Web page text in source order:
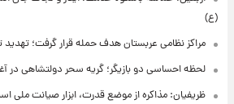
(ع)
مراکز نظامی عربستان هدف حمله قرار گرفت؛
لحظه احساسی دو بازیگر؛ گریه سحر دولتشاهی در
ظریفیان: مذاکره از موضع قدرت، ابزار صیانت ملی